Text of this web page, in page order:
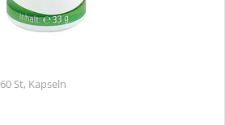
60 St, Kapseln